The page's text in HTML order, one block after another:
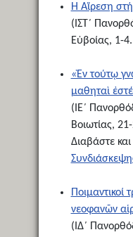
Ἡ Αἵρεση
(ΙΣΤ΄
Εὐβοίας, 1-
«Ἐν τούτῳ
μαθηταὶ
(ΙΕ΄
Βοιωτίας,
Διαβάστε και
Ποιμαντικοί
νεοφανῶν
(ΙΔ΄